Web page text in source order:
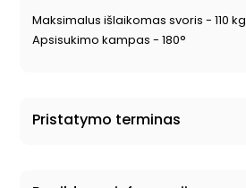
Maksimalus išlaikomas svoris - 110 kg
Apsisukimo kampas - 180°
Pristatymo terminas